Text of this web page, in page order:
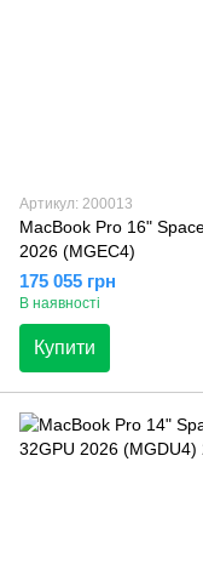
Артикул: 200013
MacBook Pro 16"
2026 (MGEC4)
175 055 грн
В наявності
Купити